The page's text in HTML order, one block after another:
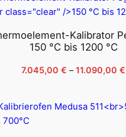
Kalibrator
150 °C bis 1200 °C
7.045,00 € – 11.090,00 €